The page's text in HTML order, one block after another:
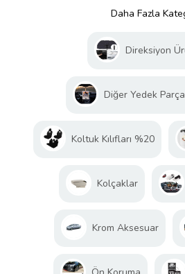
Daha Fazla
Direksiyon
Diğer Yedek
Koltuk Kılıfları %20
Kolçaklar
Krom Aksesuar